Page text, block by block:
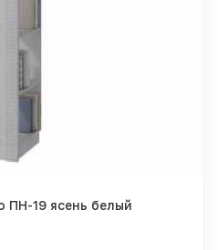
ПН-19 ясень белый